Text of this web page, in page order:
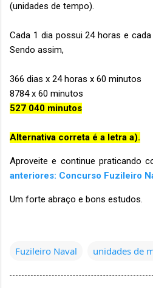
(unidades de tempo).
Cada 1 dia possui 24 horas e
Sendo assim,
366 dias x 24 horas x 60 minutos
8784 x 60 minutos
527 040 minutos
Alternativa correta é a letra a).
Aproveite e continue praticando
anteriores: Concurso Fuzileiro
Um forte abraço e bons estudos.
Fuzileiro Naval unidades de